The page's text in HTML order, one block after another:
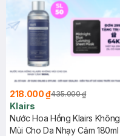
218.000 ₫435.000 ₫
Klairs
Nước Hoa Hồng Klairs Không
Mùi Cho Da Nhạy Cảm 180ml